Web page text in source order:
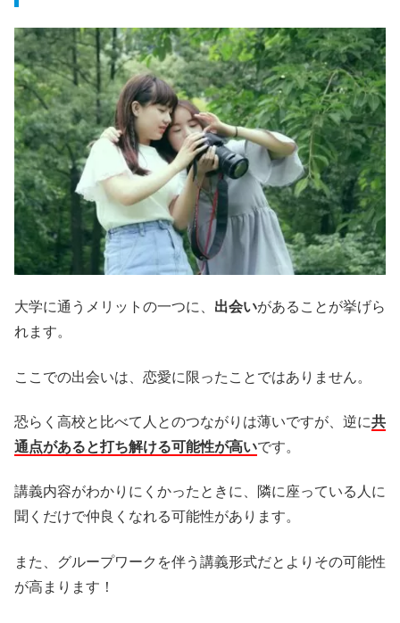
大学に通うメリットの一つに、 出会いがあることが挙げら
れます。
ここでの出会いは、恋愛に限ったことではありません。
恐らく高校と比べて人とのつながりは薄いですが、逆に共
通点があると打ち解ける可能性が高いです。
講義内容がわかりにくかったときに、隣に座っている人に
聞くだけで仲良くなれる可能性があります。
また、グループワークを伴う講義形式だとよりその可能性
が高まります！